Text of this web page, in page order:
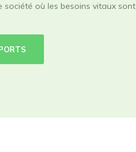
société où les besoins vitaux sont